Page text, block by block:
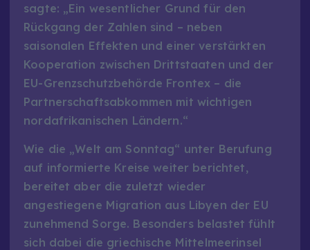
sagte: „Ein wesentlicher Grund für den
Rückgang der Zahlen sind – neben
saisonalen Effekten und einer verstärkten
Kooperation zwischen Drittstaaten und der
EU-Grenzschutzbehörde Frontex – die
Partnerschaftsabkommen mit wichtigen
nordafrikanischen Ländern.“
Wie die „Welt am Sonntag“ unter Berufung
auf informierte Kreise weiter berichtet,
bereitet aber die zuletzt wieder
angestiegene Migration aus Libyen der EU
zunehmend Sorge. Besonders belastet fühlt
sich dabei die griechische Mittelmeerinsel